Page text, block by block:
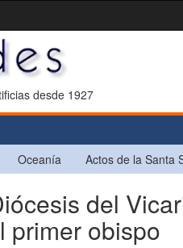
desde 1927
Oceanía Actos de la Santa
del
primer obispo